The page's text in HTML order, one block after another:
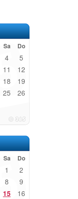
Sa Do
4 5
11 12
18 19
25 26
Sa Do
1 2
8 9
15 16